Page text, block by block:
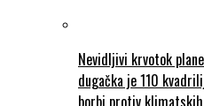
Nevidljivi krvotok
dugačka je 110
borbi protiv